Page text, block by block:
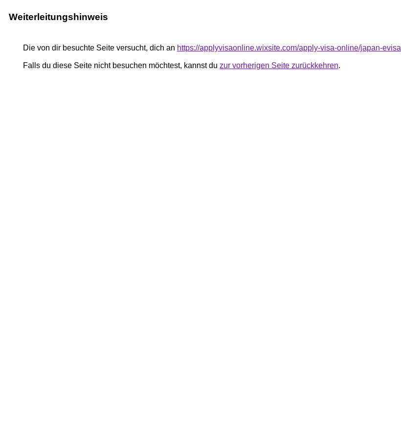
Weiterleitungshinweis
Die von dir besuchte Seite versucht, dich an https://applyvisaonline.wixsite.com/apply-visa-online/japan-evisa
Falls du diese Seite nicht besuchen möchtest, kannst du zur vorherigen Seite zurückkehren.